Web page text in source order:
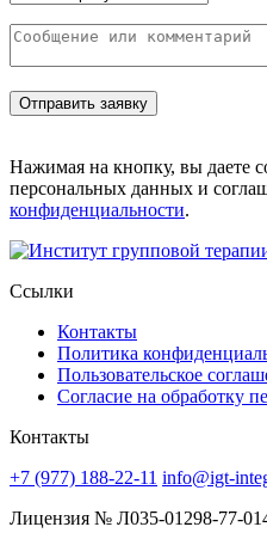
Нажимая на кнопку, вы даете
персональных данных и
конфиденциальности.
Ссылки
Контакты
Политика
Пользовательское
Согласие на обработку
Контакты
+7 (977) 188-22-11 info@igt-
Лицензия № Л035-01298-77-